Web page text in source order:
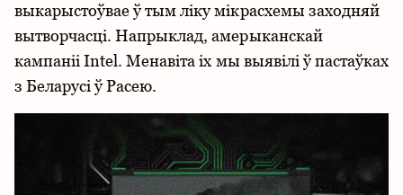
выкарыстоўвае ў тым ліку мікрасхемы заходняй
вытворчасці. Напрыклад, амерыканскай
кампаніі Intel. Менавіта іх мы выявілі ў пастаўках
з Беларусі ў Расею.